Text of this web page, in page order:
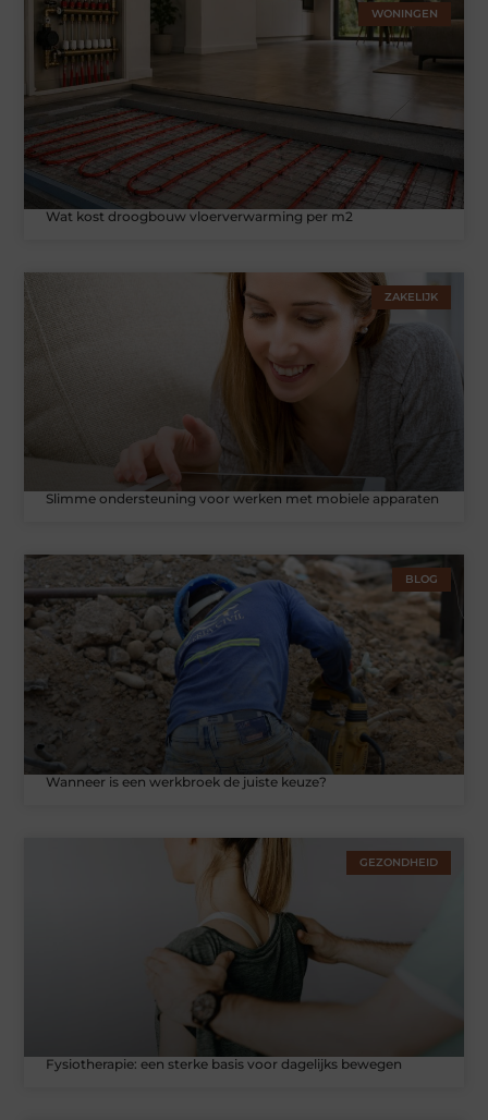
WONINGEN
Wat kost droogbouw vloerverwarming per m2
ZAKELIJK
Slimme ondersteuning voor werken met mobiele apparaten
BLOG
Wanneer is een werkbroek de juiste keuze?
GEZONDHEID
Fysiotherapie: een sterke basis voor dagelijks bewegen